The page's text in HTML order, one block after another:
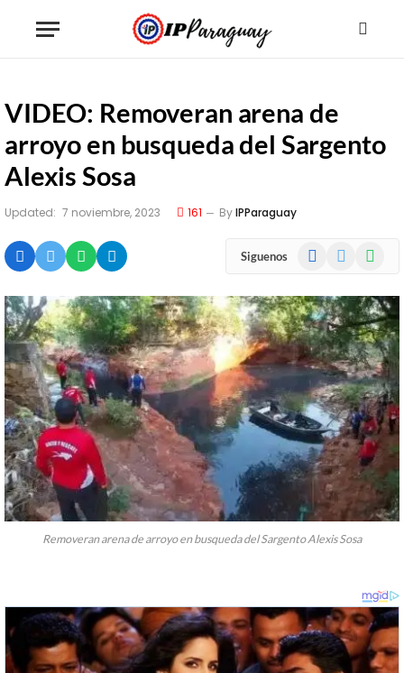
VIDEO: Removeran arena de
arroyo en busqueda del Sargento
Alexis Sosa
Updated: 7 noviembre, 2023 161 ByIPParaguay
Siguenos Facebook
Removeran arena de arroyo en busqueda del Sargento Alexis Sosa